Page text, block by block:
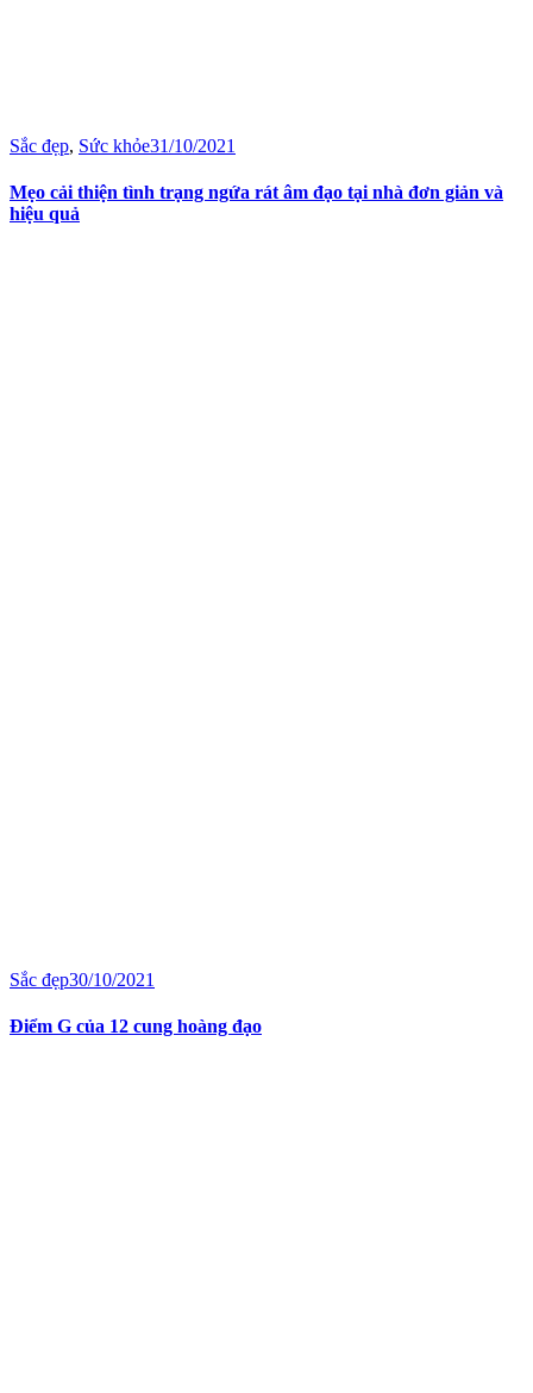
Sắc đẹp, Sức khỏe31/10/2021
Mẹo cải thiện tình trạng ngứa rát âm đạo tại nhà đơn giản và
hiệu quả
Sắc đẹp30/10/2021
Điểm G của 12 cung hoàng đạo